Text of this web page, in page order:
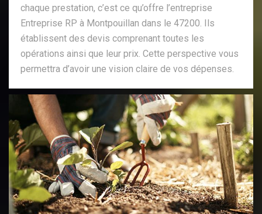
chaque prestation, c’est ce qu’offre l’entreprise
Entreprise RP à Montpouillan dans le 47200. Ils
établissent des devis comprenant toutes les
opérations ainsi que leur prix. Cette perspective vous
permettra d’avoir une vision claire de vos dépenses.